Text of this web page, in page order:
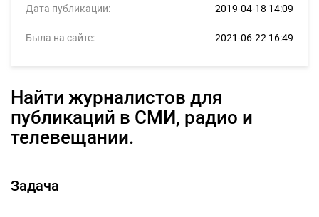
Дата публикации: 2019-04-18 14:09
Была на сайте: 2021-06-22 16:49
Найти журналистов для
публикаций в СМИ, радио и
телевещании.
Задача